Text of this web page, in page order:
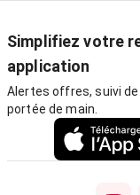
Simplifiez votre
application
Alertes offres, suivi
portée de main.